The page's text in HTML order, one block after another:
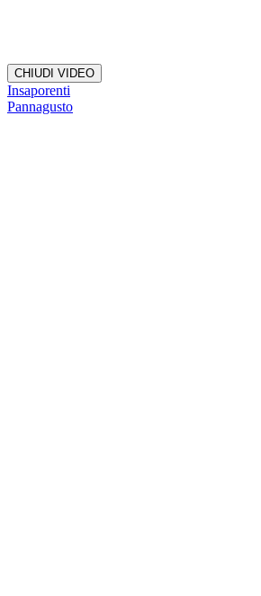
CHIUDI VIDEO
Insaporenti
Pannagusto